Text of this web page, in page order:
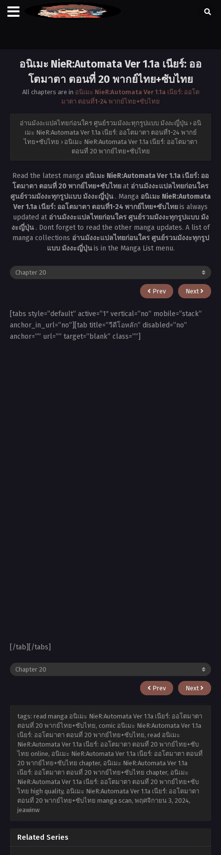
อนิเมะ NieR:Automata Ver 1.1a เนียร์: ออ
โตมาตา ตอนที่ 20 พากย์ไทย+ซับไทย
All chapters are in อนิเมะ NieR:Automata Ver 1.1a เนียร์: ออโต
มาตา ตอนที่1-24 พากย์ไทย+ซับไทย
อ่านมังงะแปลไทยก่อนใคร ศูนย์รวมมังงะทุกรูปแบบ มังงะญี่ปุ่น › อนิ
เมะ NieR:Automata Ver 1.1a เนียร์: ออโตมาตา ตอนที่1-24 พากย์
ไทย+ซับไทย › อนิเมะ NieR:Automata Ver 1.1a เนียร์: ออโตมาตา
ตอนที่ 20 พากย์ไทย+ซับไทย
Read the latest manga อนิเมะ NieR:Automata Ver 1.1a เนียร์: ออ
โตมาตา ตอนที่ 20 พากย์ไทย+ซับไทยat อ่านมังงะแปลไทยก่อนใคร
ศูนย์รวมมังงะทุกรูปแบบ มังงะญี่ปุ่น . Manga อนิเมะ NieR:Automata
Ver 1.1a เนียร์: ออโตมาตา ตอนที่1-24 พากย์ไทย+ซับไทยis always
updated at อ่านมังงะแปลไทยก่อนใคร ศูนย์รวมมังงะทุกรูปแบบ มัง
งะญี่ปุ่น . Dont forget to read the other manga updates. A list of
manga collections อ่านมังงะแปลไทยก่อนใคร ศูนย์รวมมังงะทุกรูป
แบบ มังงะญี่ปุ่นis in the Manga List menu.
Prev Next
[tabs style=”default” active=”1″ vertical=”no” mobile=”stack”
anchor_in_url=”no”][tab title=”วีดีโอหลัก” disabled=”no”
anchor=”” url=”” target=”blank” class=””]
[/tab][/tabs]
Prev Next
tags: read manga อนิเมะ NieR:Automata Ver 1.1a เนียร์: ออโตมาตา
ตอนที่ 20 พากย์ไทย+ซับไทย, comic อนิเมะ NieR:Automata Ver 1.1a
เนียร์: ออโตมาตา ตอนที่ 20 พากย์ไทย+ซับไทย, read อนิเมะ
NieR:Automata Ver 1.1a เนียร์: ออโตมาตา ตอนที่ 20 พากย์ไทย+ซับ
ไทย online, อนิเมะ NieR:Automata Ver 1.1a เนียร์: ออโตมาตา ตอนที่
20 พากย์ไทย+ซับไทย chapter, อนิเมะ NieR:Automata Ver 1.1a
เนียร์: ออโตมาตา ตอนที่ 20 พากย์ไทย+ซับไทย chapter, อนิเมะ
NieR:Automata Ver 1.1a เนียร์: ออโตมาตา ตอนที่ 20 พากย์ไทย+ซับ
ไทย high quality, อนิเมะ NieR:Automata Ver 1.1a เนียร์: ออโตมาตา
ตอนที่ 20 พากย์ไทย+ซับไทย manga scan, พฤศจิกายน 3, 2024,
jeawinw
Related Series